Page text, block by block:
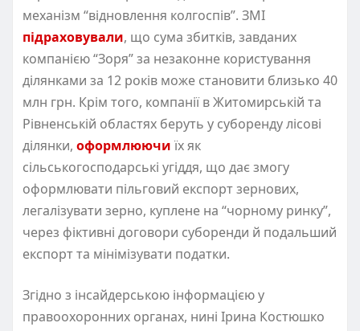
механізм “відновлення колгоспів”. ЗМІ
підраховували, що сума збитків, завданих
компанією “Зоря” за незаконне користування
ділянками за 12 років може становити близько 40
млн грн. Крім того, компанії в Житомирській та
Рівненській областях беруть у суборенду лісові
ділянки, оформлюючи їх як
сільськогосподарські угіддя, що дає змогу
оформлювати пільговий експорт зернових,
легалізувати зерно, куплене на “чорному ринку”,
через фіктивні договори суборенди й подальший
експорт та мінімізувати податки.
Згідно з інсайдерською інформацією у
правоохоронних органах, нині Ірина Костюшко